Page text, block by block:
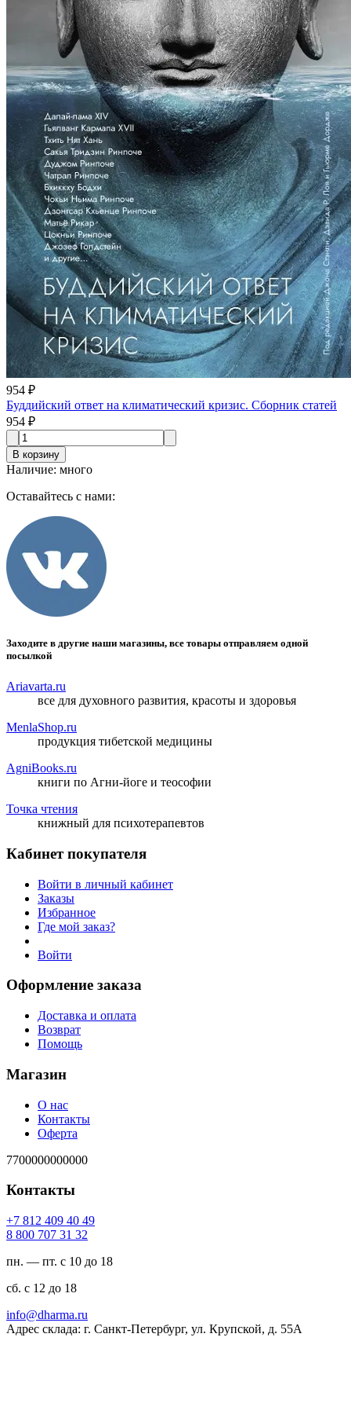
954 ₽
Буддийский ответ на климатический кризис. Сборник статей
954 ₽
В корзину
Наличие: много
Оставайтесь с нами:
Заходите в другие наши магазины, все товары отправляем одной
посылкой
Ariavarta.ru
все для духовного развития, красоты и здоровья
MenlaShop.ru
продукция тибетской медицины
AgniBooks.ru
книги по Агни-йоге и теософии
Точка чтения
книжный для психотерапевтов
Кабинет покупателя
Войти в личный кабинет
Заказы
Избранное
Где мой заказ?
Войти
Оформление заказа
Доставка и оплата
Возврат
Помощь
Магазин
О нас
Контакты
Оферта
7700000000000
Контакты
94 04 904 218 7+
23 13 707 008 8
пн. — пт. с 10 до 18
сб. с 12 до 18
ur.amrahd@ofni
Адрес склада: г. Санкт-Петербург, ул. Крупской, д. 55А